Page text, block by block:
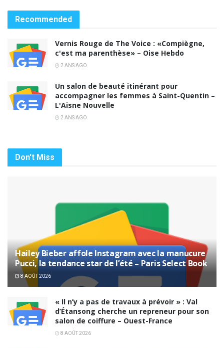
Recommended
Vernis Rouge de The Voice : «Compiègne,
c'est ma parenthèse» – Oise Hebdo
2 ANS AGO
Un salon de beauté itinérant pour
accompagner les femmes à Saint-Quentin –
L'Aisne Nouvelle
2 ANS AGO
Don't Miss
Hailey Bieber affole Instagram avec la manucure
Pucci, la tendance star de l’été – Paris Select Book
8 AOÛT 2026
« Il n’y a pas de travaux à prévoir » : Val
d’Étansong cherche un repreneur pour son
salon de coiffure – Ouest-France
8 AOÛT 2026